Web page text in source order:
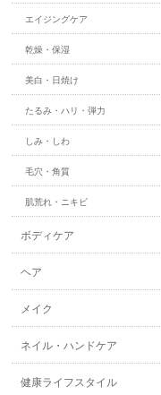
エイジングケア
乾燥・保湿
美白・日焼け
たるみ・ハリ・弾力
しみ・しわ
毛穴・角質
肌荒れ・ニキビ
ボディケア
ヘア
メイク
ネイル・ハンドケア
健康ライフスタイル